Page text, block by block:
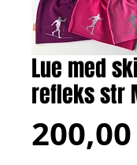
Lue med
refleks str